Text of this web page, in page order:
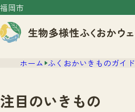
福岡市
ホーム ふくおかいきものガイド
注目のいきもの